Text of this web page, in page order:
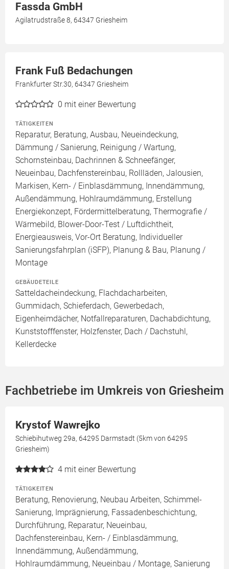
Fassda GmbH
Agilatrudstraße 8, 64347 Griesheim
Frank Fuß Bedachungen
Frankfurter Str.30, 64347 Griesheim
0 mit einer Bewertung
TÄTIGKEITEN
Reparatur, Beratung, Ausbau, Neueindeckung,
Dämmung / Sanierung, Reinigung / Wartung,
Schornsteinbau, Dachrinnen & Schneefänger,
Neueinbau, Dachfenstereinbau, Rollläden, Jalousien,
Markisen, Kern- / Einblasdämmung, Innendämmung,
Außendämmung, Hohlraumdämmung, Erstellung
Energiekonzept, Fördermittelberatung, Thermografie /
Wärmebild, Blower-Door-Test / Luftdichtheit,
Energieausweis, Vor-Ort Beratung, Individueller
Sanierungsfahrplan (iSFP), Planung & Bau, Planung /
Montage
GEBÄUDETEILE
Satteldacheindeckung, Flachdacharbeiten,
Gummidach, Schieferdach, Gewerbedach,
Eigenheimdächer, Notfallreparaturen, Dachabdichtung,
Kunststofffenster, Holzfenster, Dach / Dachstuhl,
Kellerdecke
Fachbetriebe im Umkreis von Griesheim
Krystof Wawrejko
Schiebihutweg 29a, 64295 Darmstadt (5km von 64295
Griesheim)
4 mit einer Bewertung
TÄTIGKEITEN
Beratung, Renovierung, Neubau Arbeiten, Schimmel-
Sanierung, Imprägnierung, Fassadenbeschichtung,
Durchführung, Reparatur, Neueinbau,
Dachfenstereinbau, Kern- / Einblasdämmung,
Innendämmung, Außendämmung,
Hohlraumdämmung, Neueinbau / Montage, Sanierung